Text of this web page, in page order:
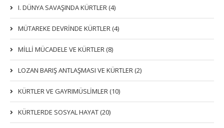
I. DÜNYA SAVAŞINDA KÜRTLER (4)
MÜTAREKE DEVRİNDE KÜRTLER (4)
MİLLİ MÜCADELE VE KÜRTLER (8)
LOZAN BARIŞ ANTLAŞMASI VE KÜRTLER (2)
KÜRTLER VE GAYRIMÜSLIMLER (10)
KÜRTLERDE SOSYAL HAYAT (20)